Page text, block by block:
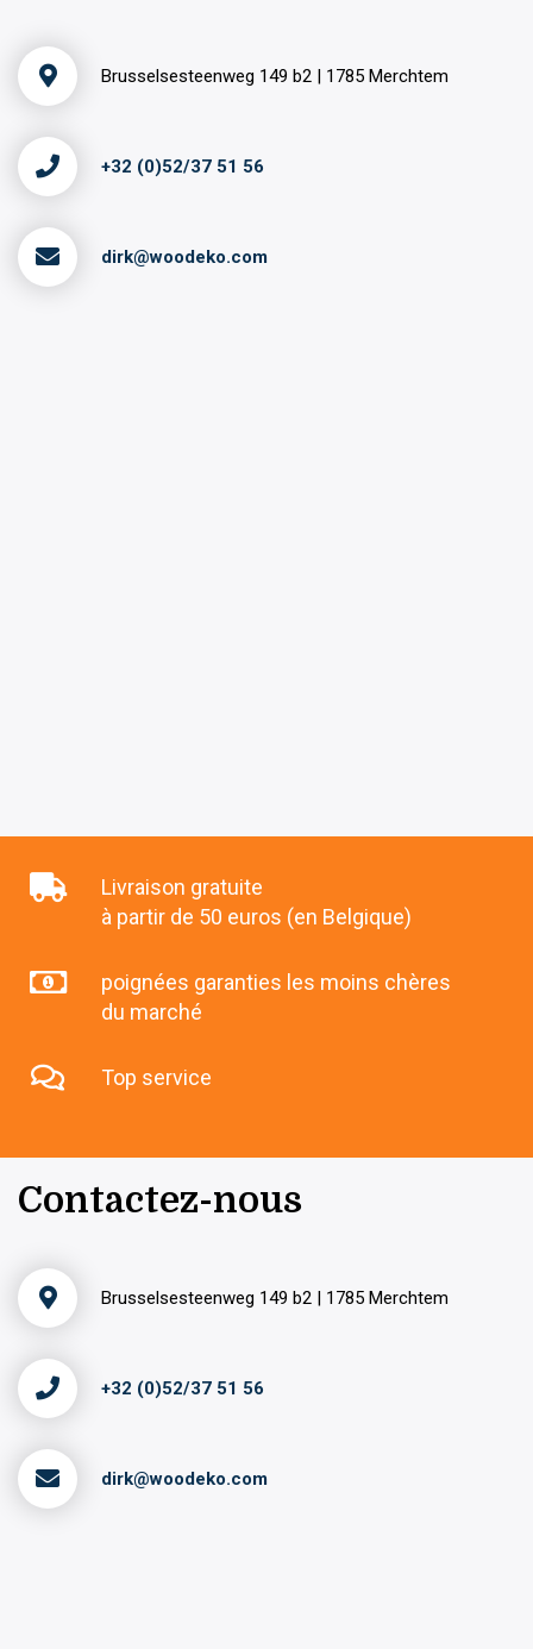
Brusselsesteenweg 149 b2 | 1785 Merchtem
+32 (0)52/37 51 56
dirk@woodeko.com
Livraison gratuite
à partir de 50 euros (en Belgique)
poignées garanties les moins chères
du marché
Top service
Contactez-nous
Brusselsesteenweg 149 b2 | 1785 Merchtem
+32 (0)52/37 51 56
dirk@woodeko.com